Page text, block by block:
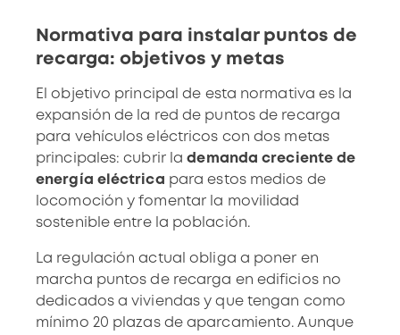
Normativa para instalar puntos de
recarga: objetivos y metas
El objetivo principal de esta normativa es la
expansión de la red de puntos de recarga
para vehículos eléctricos con dos metas
principales: cubrir lademanda creciente de
energía eléctrica para estos medios de
locomoción y fomentar la movilidad
sostenible entre la población.
La regulación actual obliga a poner en
marcha puntos de recarga en edificios no
dedicados a viviendas y que tengan como
mínimo 20 plazas de aparcamiento. Aunque